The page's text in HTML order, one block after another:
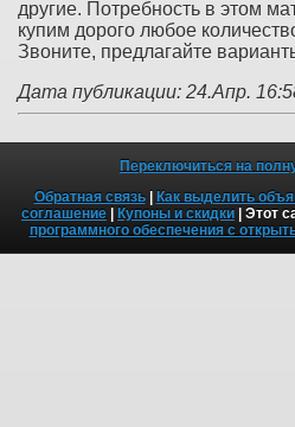
другие. Потребность в этом
купим дорого любое
Звоните, предлагайте
Дата публикации: 24.Апр.
Переключиться на
Обратная связь| Как выделить
соглашение | Купоны и скидки | Этот
программного обеспечения с